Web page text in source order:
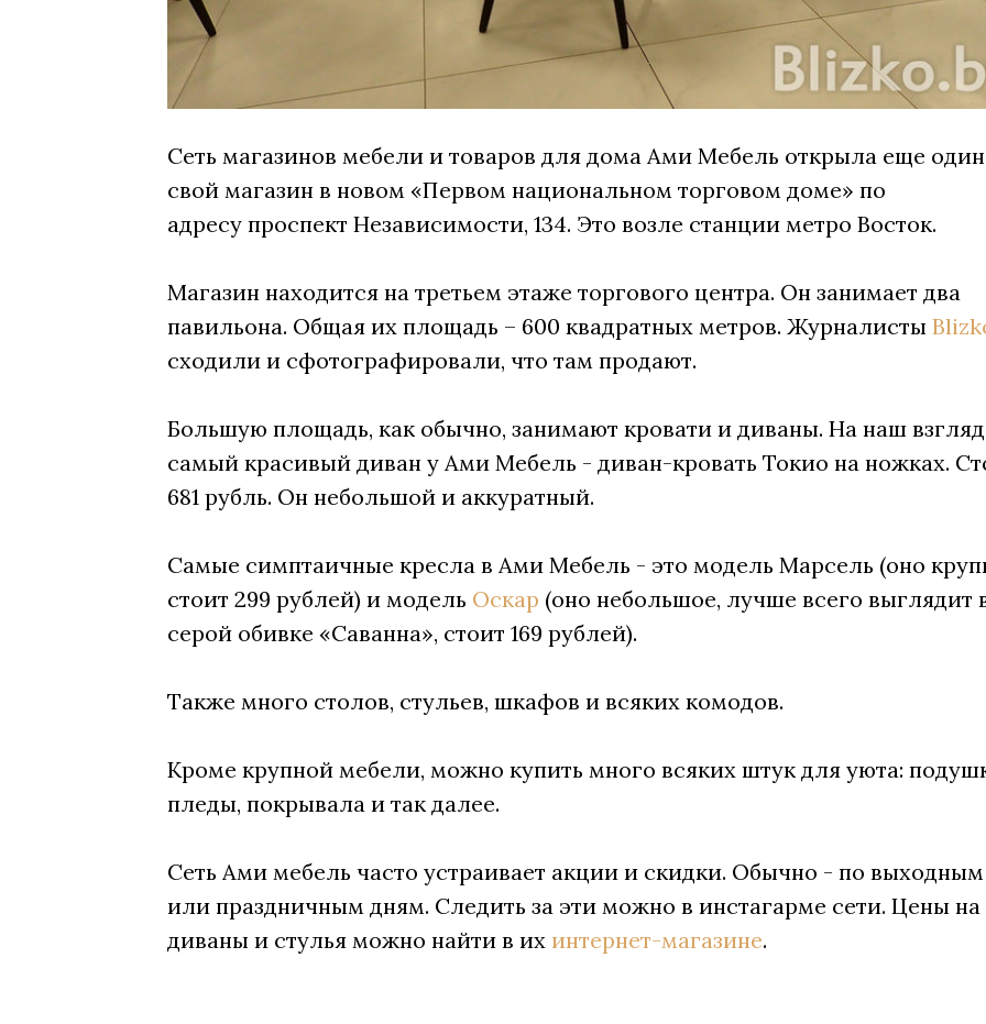
Сеть магазинов мебели и товаров для дома Ами Мебель открыла еще один
свой магазин в новом «Первом национальном торговом доме» по
адресу проспект Независимости, 134. Это возле станции метро Восток.
Магазин находится на третьем этаже торгового центра. Он занимает два
павильона. Общая их площадь – 600 квадратных метров. Журналисты
сходили и сфотографировали, что там продают.
Большую площадь, как обычно, занимают кровати и диваны. На наш
самый красивый диван у Ами Мебель - диван-кровать Токио на ножках.
681 рубль. Он небольшой и аккуратный.
Самые симптаичные кресла в Ами Мебель - это модель Марсель (оно
стоит 299 рублей) и модель Оскар (оно небольшое, лучше всего выглядит
серой обивке «Саванна», стоит 169 рублей).
Также много столов, стульев, шкафов и всяких комодов.
Кроме крупной мебели, можно купить много всяких штук для уюта:
пледы, покрывала и так далее.
Сеть Ами мебель часто устраивает акции и скидки. Обычно - по выходным
или праздничным дням. Следить за эти можно в инстагарме сети. Цены на
диваны и стулья можно найти в их интернет-магазине.